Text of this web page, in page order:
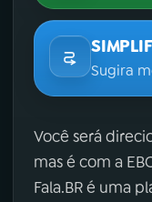
Sugira
Você será
mas é com a
Fala.BR é uma